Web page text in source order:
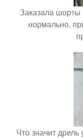
Заказала
нормально,
Что значит